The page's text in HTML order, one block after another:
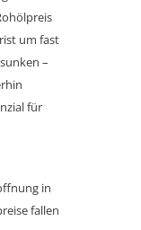
um fast
–
für
in
fallen